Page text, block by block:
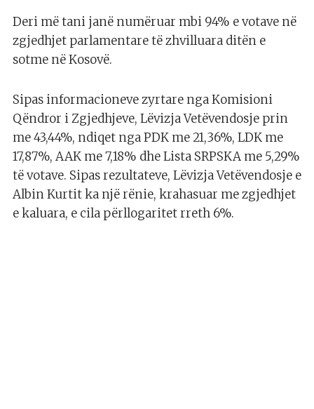
Deri më tani janë numëruar mbi 94% e votave në
zgjedhjet parlamentare të zhvilluara ditën e
sotme në Kosovë.
Sipas informacioneve zyrtare nga Komisioni
Qëndror i Zgjedhjeve, Lëvizja Vetëvendosje prin
me 43,44%, ndiqet nga PDK me 21,36%, LDK me
17,87%, AAK me 7,18% dhe Lista SRPSKA me 5,29%
të votave. Sipas rezultateve, Lëvizja Vetëvendosje e
Albin Kurtit ka një rënie, krahasuar me zgjedhjet
e kaluara, e cila përllogaritet rreth 6%.